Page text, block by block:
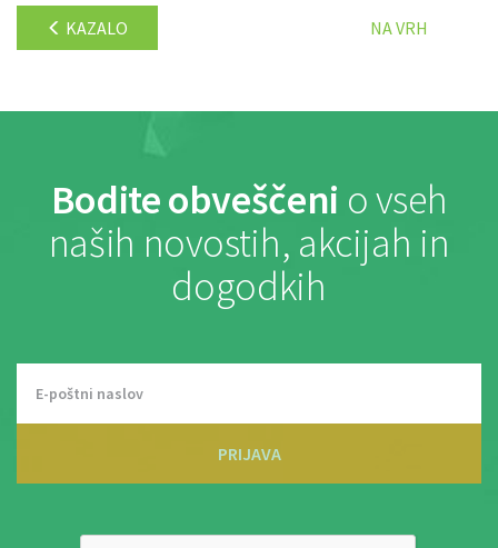
KAZALO NA VRH
Bodite obveščeni o vseh
naših novostih, akcijah in
dogodkih
PRIJAVA